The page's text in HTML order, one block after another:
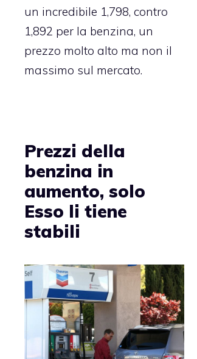
un incredibile 1,798, contro
1,892 per la benzina, un
prezzo molto alto ma non il
massimo sul mercato.
Prezzi della
benzina in
aumento, solo
Esso li tiene
stabili